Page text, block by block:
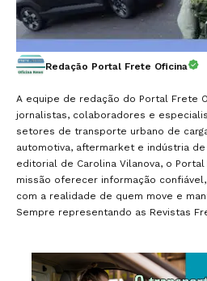
Redação Portal Frete Oficina
A equipe de redação do Portal Frete
jornalistas, colaboradores e
setores de transporte urbano de
automotiva, aftermarket e indústria
editorial de Carolina Vilanova, o
missão oferecer informação
com a realidade de quem move e
Sempre representando as Revistas